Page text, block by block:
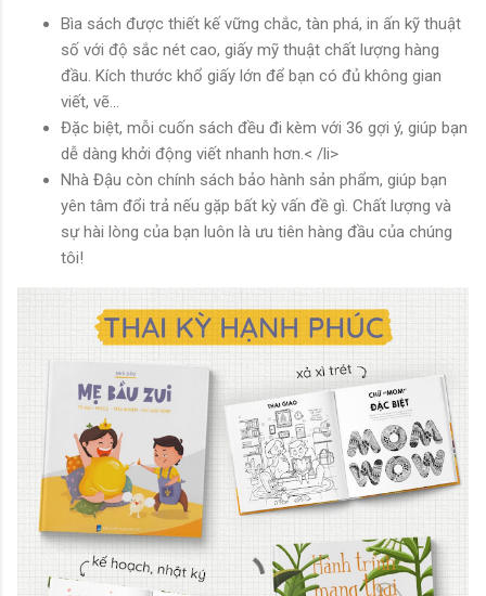
Bìa sách được thiết kế vững chắc, tàn phá, in ấn kỹ thuật
số với độ sắc nét cao, giấy mỹ thuật chất lượng hàng
đầu. Kích thước khổ giấy lớn để bạn có đủ không gian
viết, vẽ...
Đặc biệt, mỗi cuốn sách đều đi kèm với 36 gợi ý, giúp bạn
dễ dàng khởi động viết nhanh hơn.< /li>
Nhà Đậu còn chính sách bảo hành sản phẩm, giúp bạn
yên tâm đổi trả nếu gặp bất kỳ vấn đề gì. Chất lượng và
sự hài lòng của bạn luôn là ưu tiên hàng đầu của chúng
tôi!